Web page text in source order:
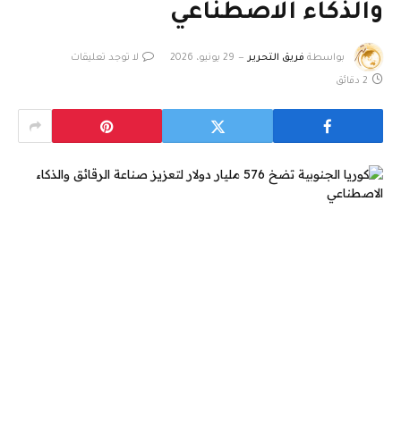
والذكاء الاصطناعي
بواسطة فريق التحرير 29 يونيو، 2026 لا توجد تعليقات
2 دقائق